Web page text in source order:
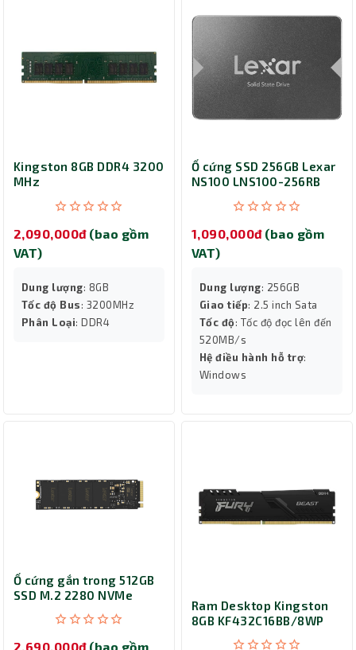
Kingston 8GB DDR4 3200
MHz
2,090,000đ (bao gồm
VAT)
Dung lượng: 8GB
Tốc độ Bus: 3200MHz
Phân Loại: DDR4
Ổ cứng SSD 256GB Lexar
NS100 LNS100-256RB
1,090,000đ (bao gồm
VAT)
Dung lượng: 256GB
Giao tiếp: 2.5 inch Sata
Tốc độ: Tốc độ đọc lên đến
520MB/s
Hệ điều hành hỗ trợ:
Windows
Ổ cứng gắn trong 512GB
SSD M.2 2280 NVMe
Lexar LNM620X
2,690,000đ (bao gồm
Ram Desktop Kingston
8GB KF432C16BB/8WP